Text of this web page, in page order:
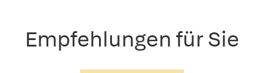
Empfehlungen für Sie